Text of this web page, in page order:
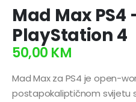
Mad Max PS4
PlayStation 4
50,00 KM
Mad Max za PS4 je open-
postapokaliptičnom svijetu